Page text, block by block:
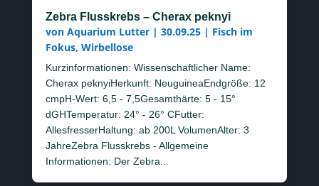
Zebra Flusskrebs – Cherax peknyi
von Aquarium Lutter| 30.09.25| Fisch im
Fokus, Wirbellose
Kurzinformationen: Wissenschaftlicher Name:
Cherax peknyiHerkunft: NeuguineaEndgröße: 12
cmpH-Wert: 6,5 - 7,5Gesamthärte: 5 - 15°
dGHTemperatur: 24° - 26° CFutter:
AllesfresserHaltung: ab 200L VolumenAlter: 3
JahreZebra Flusskrebs - Allgemeine
Informationen: Der Zebra...